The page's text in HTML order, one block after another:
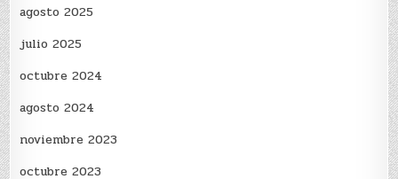
agosto 2025
julio 2025
octubre 2024
agosto 2024
noviembre 2023
octubre 2023